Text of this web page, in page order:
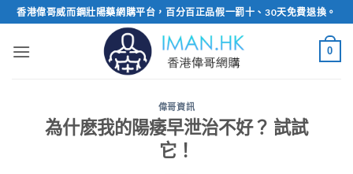
Skip
to
content
香港偉哥威而鋼壯陽藥網購平台，百分百正品假一罰十、30天免費退換。
0
偉哥資訊
為什麽我的陽痿早泄治不好？ 試試
它！